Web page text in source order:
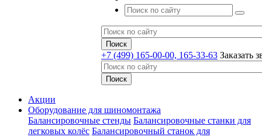
+7 (499) 165-00-00, 165-33-63 Заказать
Акции
Оборудование для шиномонтажа
Балансировочные стенды Балансировочные станки для
легковых колёс Балансировочный станок для